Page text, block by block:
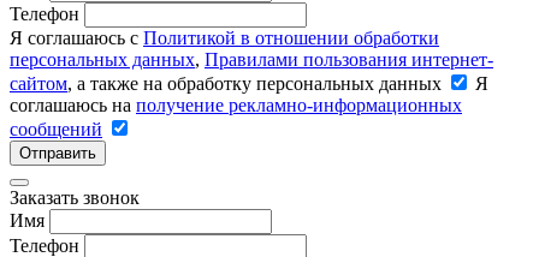
Телефон
Я соглашаюсь с Политикой в отношении обработки
персональных данных, Правилами пользования интернет-
сайтом, а также на обработку персональных данных
Я
соглашаюсь на получение рекламно-информационных
сообщений
Отправить
Заказать звонок
Имя
Телефон